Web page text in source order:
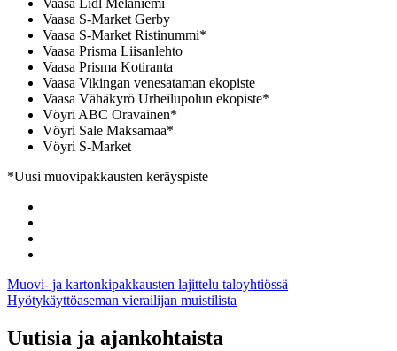
Vaasa Lidl Melaniemi
Vaasa S-Market Gerby
Vaasa S-Market Ristinummi*
Vaasa Prisma Liisanlehto
Vaasa Prisma Kotiranta
Vaasa Vikingan venesataman ekopiste
Vaasa Vähäkyrö Urheilupolun ekopiste*
Vöyri ABC Oravainen*
Vöyri Sale Maksamaa*
Vöyri S-Market
*Uusi muovipakkausten keräyspiste
email
Artikkelien
selaus
Muovi- ja kartonkipakkausten lajittelu taloyhtiössä
Hyötykäyttöaseman vierailijan muistilista
Uutisia ja ajankohtaista